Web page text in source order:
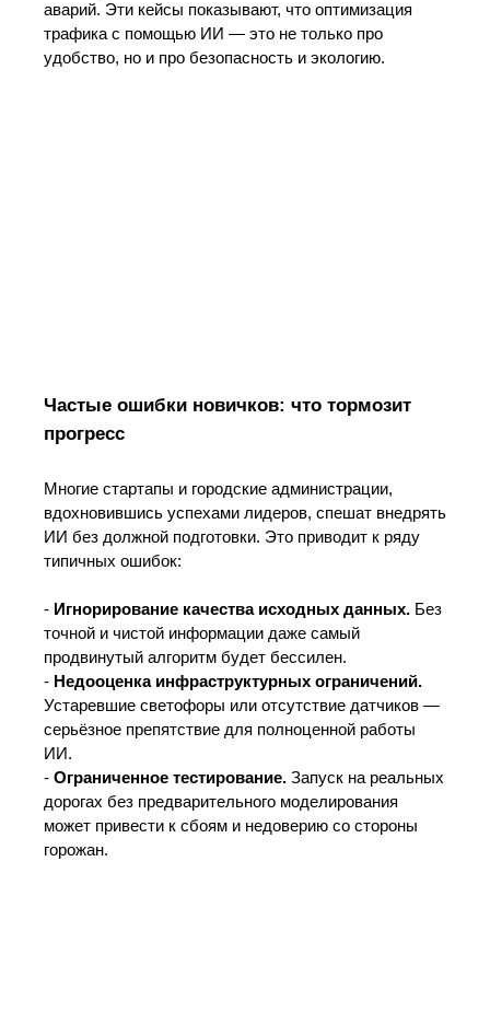
аварий. Эти кейсы показывают, что оптимизация
трафика с помощью ИИ — это не только про
удобство, но и про безопасность и экологию.
Частые ошибки новичков: что тормозит
прогресс
Многие стартапы и городские администрации,
вдохновившись успехами лидеров, спешат внедрять
ИИ без должной подготовки. Это приводит к ряду
типичных ошибок:
- Игнорирование качества исходных данных.Без
точной и чистой информации даже самый
продвинутый алгоритм будет бессилен.
- Недооценка инфраструктурных ограничений.
Устаревшие светофоры или отсутствие датчиков —
серьёзное препятствие для полноценной работы
ИИ.
- Ограниченное тестирование.Запуск на реальных
дорогах без предварительного моделирования
может привести к сбоям и недоверию со стороны
горожан.